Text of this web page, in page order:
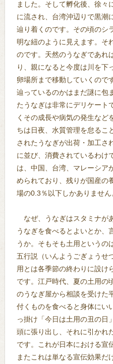
ました。そして孵化後、徐々
に流され、台湾沖辺りで黒潮
辿り着くのです。その頃のシ
明な紐のように見えます。そ
のです。天然のうなぎであれ
り、親になると今度は川を下
卵場所まで移動していくので
辿っているのかはまだ謎に包
たうなぎは非常にデリケート
くその成長や病気の発生など
ちは日夜、水質管理を怠るこ
されたうなぎが出荷・加工さ
に並び、消費されているわけ
は、中国、台湾、マレーシア
められており、残りが国産の
場の0.3％以下しかありません
なぜ、うなぎはスタミナが
うなぎを食べるとよいとか、
うか。そもそも土用というの
五行説（いんようごぎょうせ
用とは各季節の終わりに設け
です。江戸時代、夏の土用の
のうなぎ屋から相談を受けた
付くものを食べると身体にい
っ掛け「今日は土用の丑の日
頭に張り出し、それに引かれ
です。これが日本における宣
またこれは単なる宣伝効果だ